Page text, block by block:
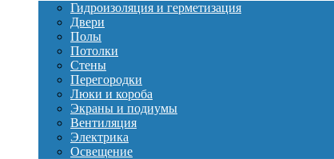
Гидроизоляция и герметизация
Двери
Полы
Потолки
Стены
Перегородки
Люки и короба
Экраны и подиумы
Вентиляция
Электрика
Освещение